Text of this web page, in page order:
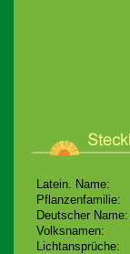
Latein. Name:
Pflanzenfamilie:
Deutscher Name:
Volksnamen:
Lichtansprüche: